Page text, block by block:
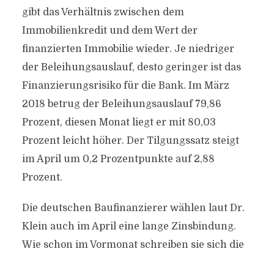
gibt das Verhältnis zwischen dem
Immobilienkredit und dem Wert der
finanzierten Immobilie wieder. Je niedriger
der Beleihungsauslauf, desto geringer ist das
Finanzierungsrisiko für die Bank. Im März
2018 betrug der Beleihungsauslauf 79,86
Prozent, diesen Monat liegt er mit 80,03
Prozent leicht höher. Der Tilgungssatz steigt
im April um 0,2 Prozentpunkte auf 2,88
Prozent.
Die deutschen Baufinanzierer wählen laut Dr.
Klein auch im April eine lange Zinsbindung.
Wie schon im Vormonat schreiben sie sich die